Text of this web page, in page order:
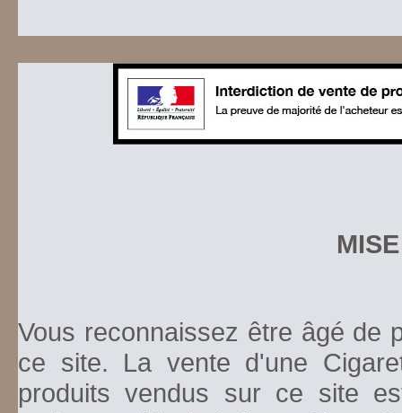
Vous reconnaissez être âgé de
ce site. La vente d'une
produits vendus sur ce site